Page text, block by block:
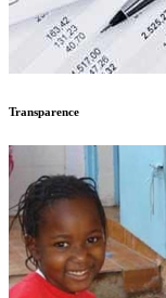
Transparence